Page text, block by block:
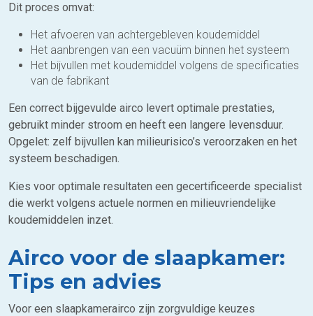
Dit proces omvat:
Het afvoeren van achtergebleven koudemiddel
Het aanbrengen van een vacuüm binnen het systeem
Het bijvullen met koudemiddel volgens de specificaties
van de fabrikant
Een correct bijgevulde airco levert optimale prestaties,
gebruikt minder stroom en heeft een langere levensduur.
Opgelet: zelf bijvullen kan milieurisico’s veroorzaken en het
systeem beschadigen.
Kies voor optimale resultaten een gecertificeerde specialist
die werkt volgens actuele normen en milieuvriendelijke
koudemiddelen inzet.
Airco voor de slaapkamer:
Tips en advies
Voor een slaapkamerairco zijn zorgvuldige keuzes